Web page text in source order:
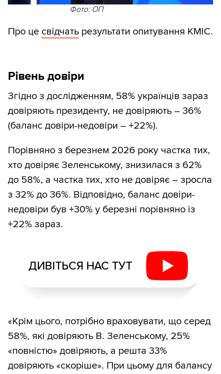
Фото: ОП
Про це свідчать результати опитування КМІС.
Рівень довіри
Згідно з дослідженням, 58% українців зараз
довіряють президенту, не довіряють – 36%
(баланс довіри-недовіри – +22%).
Порівняно з березнем 2026 року частка тих,
хто довіряє Зеленському, знизилася з 62%
до 58%, а частка тих, хто не довіряє – зросла
з 32% до 36%. Відповідно, баланс довіри-
недовіри був +30% у березні порівняно із
+22% зараз.
ДИВІТЬСЯ НАС ТУТ
«Крім цього, потрібно враховувати, що серед
58%, які довіряють В. Зеленському, 25%
«повністю» довіряють, а решта 33%
довіряють «скоріше». При цьому для балансу